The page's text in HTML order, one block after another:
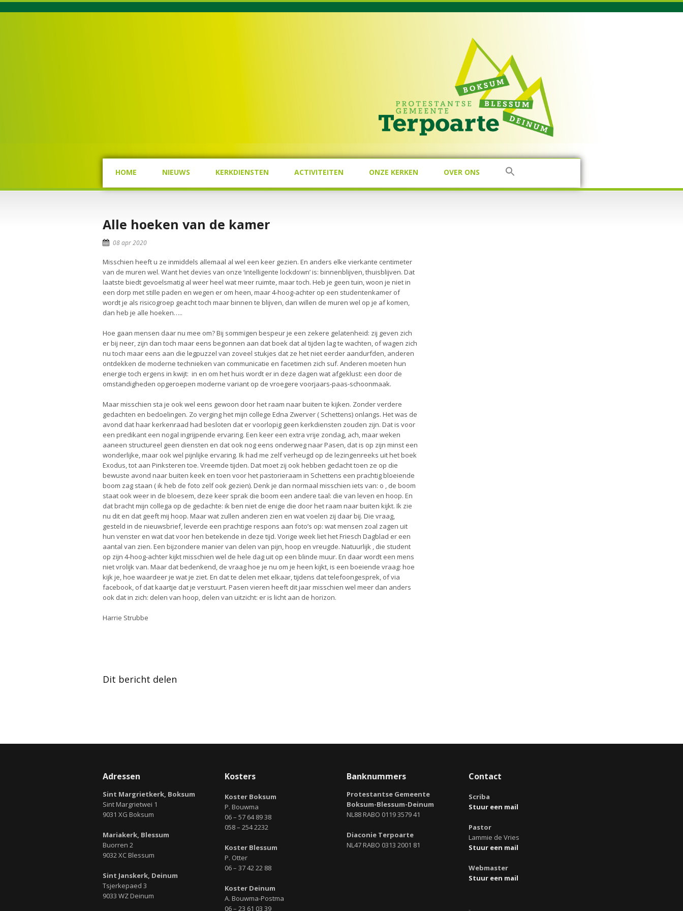
HOME NIEUWS KERKDIENSTEN ACTIVITEITEN ONZE KERKEN OVER ONS
Alle hoeken van de kamer
08 apr 2020
Misschien heeft u ze inmiddels allemaal al wel een keer gezien. En anders elke vierkante centimeter
van de muren wel. Want het devies van onze ‘intelligente lockdown’ is: binnenblijven, thuisblijven. Dat
laatste biedt gevoelsmatig al weer heel wat meer ruimte, maar toch. Heb je geen tuin, woon je niet in
een dorp met stille paden en wegen er om heen, maar 4-hoog-achter op een studentenkamer of
wordt je als risicogroep geacht toch maar binnen te blijven, dan willen de muren wel op je af komen,
dan heb je alle hoeken…..
Hoe gaan mensen daar nu mee om? Bij sommigen bespeur je een zekere gelatenheid: zij geven zich
er bij neer, zijn dan toch maar eens begonnen aan dat boek dat al tijden lag te wachten, of wagen zich
nu toch maar eens aan die legpuzzel van zoveel stukjes dat ze het niet eerder aandurfden, anderen
ontdekken de moderne technieken van communicatie en facetimen zich suf. Anderen moeten hun
energie toch ergens in kwijt: in en om het huis wordt er in deze dagen wat afgeklust: een door de
omstandigheden opgeroepen moderne variant op de vroegere voorjaars-paas-schoonmaak.
Maar misschien sta je ook wel eens gewoon door het raam naar buiten te kijken. Zonder verdere
gedachten en bedoelingen. Zo verging het mijn college Edna Zwerver ( Schettens) onlangs. Het was de
avond dat haar kerkenraad had besloten dat er voorlopig geen kerkdiensten zouden zijn. Dat is voor
een predikant een nogal ingrijpende ervaring. Een keer een extra vrije zondag, ach, maar weken
aaneen structureel geen diensten en dat ook nog eens onderweg naar Pasen, dat is op zijn minst een
wonderlijke, maar ook wel pijnlijke ervaring. Ik had me zelf verheugd op de lezingenreeks uit het boek
Exodus, tot aan Pinksteren toe. Vreemde tijden. Dat moet zij ook hebben gedacht toen ze op die
bewuste avond naar buiten keek en toen voor het pastorieraam in Schettens een prachtig bloeiende
boom zag staan ( ik heb de foto zelf ook gezien). Denk je dan normaal misschien iets van: o , de boom
staat ook weer in de bloesem, deze keer sprak die boom een andere taal: die van leven en hoop. En
dat bracht mijn collega op de gedachte: ik ben niet de enige die door het raam naar buiten kijkt. Ik zie
nu dit en dat geeft mij hoop. Maar wat zullen anderen zien en wat voelen zij daar bij. Die vraag,
gesteld in de nieuwsbrief, leverde een prachtige respons aan foto’s op: wat mensen zoal zagen uit
hun venster en wat dat voor hen betekende in deze tijd. Vorige week liet het Friesch Dagblad er een
aantal van zien. Een bijzondere manier van delen van pijn, hoop en vreugde. Natuurlijk , die student
op zijn 4-hoog-achter kijkt misschien wel de hele dag uit op een blinde muur. En daar wordt een mens
niet vrolijk van. Maar dat bedenkend, de vraag hoe je nu om je heen kijkt, is een boeiende vraag: hoe
kijk je, hoe waardeer je wat je ziet. En dat te delen met elkaar, tijdens dat telefoongesprek, of via
facebook, of dat kaartje dat je verstuurt. Pasen vieren heeft dit jaar misschien wel meer dan anders
ook dat in zich: delen van hoop, delen van uitzicht: er is licht aan de horizon.
Harrie Strubbe
Dit bericht delen
Adressen
Sint Margrietkerk, Boksum
Sint Margrietwei 1
9031 XG Boksum
Mariakerk, Blessum
Buorren 2
9032 XC Blessum
Sint Janskerk, Deinum
Tsjerkepaed 3
9033 WZ Deinum
Kosters
Koster Boksum
P. Bouwma
06 – 57 64 89 38
058 – 254 2232
Koster Blessum
P. Otter
06 – 37 42 22 88
Koster Deinum
A. Bouwma-Postma
06 – 23 61 03 39
Banknummers
Protestantse Gemeente
Boksum-Blessum-Deinum
NL88 RABO 0119 3579 41
Diaconie Terpoarte
NL47 RABO 0313 2001 81
Contact
Scriba
Stuur een mail
Pastor
Lammie de Vries
Stuur een mail
Webmaster
Stuur een mail